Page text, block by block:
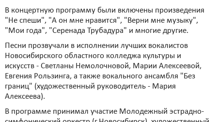
В концертную программу были включены произведения
"Не спеши", "А он мне нравится", "Верни мне музыку",
"Мои года", "Серенада Трубадура" и многие другие.
Песни прозвучали в исполнении лучших вокалистов
Новосибирского областного колледжа культуры и
искусств - Светланы Немолочновой, Марии Алексеевой,
Евгения Рользинга, а также вокального ансамбля "Без
границ" (художественный руководитель - Мария
Алексеева).
В программе принимал участие Молодежный эстрадно-